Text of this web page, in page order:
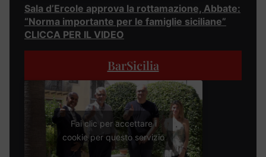
Sala d’Ercole approva la rottamazione, Abbate:
“Norma importante per le famiglie siciliane”
CLICCA PER IL VIDEO
BarSicilia
Fai clic per accettare i
cookie per questo servizio